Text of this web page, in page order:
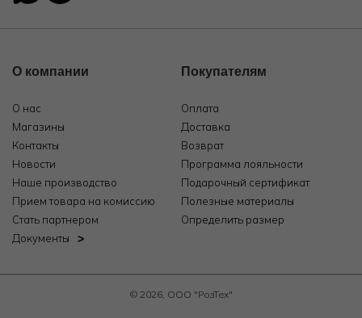
О компании
О нас
Магазины
Контакты
Новости
Наше производство
Прием товара на комиссию
Стать партнером
Документы
Покупателям
Оплата
Доставка
Возврат
Программа лояльности
Подарочный сертификат
Полезные материалы
Определить размер
© 2026, ООО "РозТех"